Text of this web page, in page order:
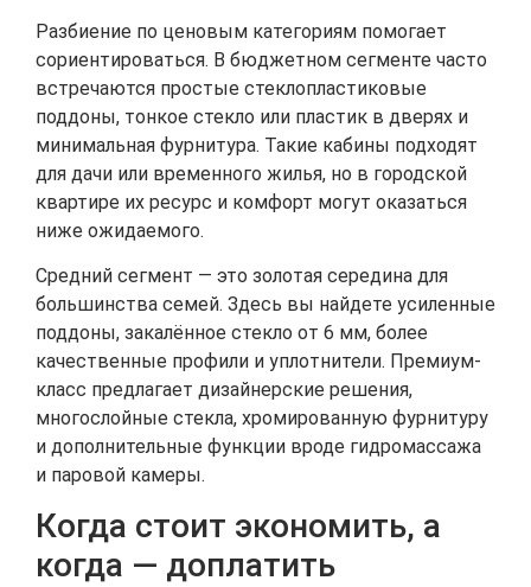
Разбиение по ценовым категориям помогает
сориентироваться. В бюджетном сегменте часто
встречаются простые стеклопластиковые
поддоны, тонкое стекло или пластик в дверях и
минимальная фурнитура. Такие кабины подходят
для дачи или временного жилья, но в городской
квартире их ресурс и комфорт могут оказаться
ниже ожидаемого.
Средний сегмент — это золотая середина для
большинства семей. Здесь вы найдете усиленные
поддоны, закалённое стекло от 6 мм, более
качественные профили и уплотнители. Премиум-
класс предлагает дизайнерские решения,
многослойные стекла, хромированную фурнитуру
и дополнительные функции вроде гидромассажа
и паровой камеры.
Когда стоит экономить, а
когда — доплатить